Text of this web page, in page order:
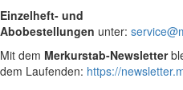
Einzelheft- und
Abobestellungen unter:
Mit dem Merkurstab-Newsletter
dem Laufenden: https://